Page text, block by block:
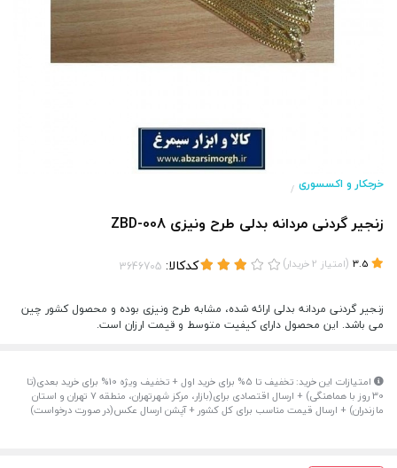
خرجکار و اکسسوری /
زنجیر گردنی مردانه بدلی طرح ونیزی ZBD-008
(امتیاز 2خریدار) کدکالا:
زنجیر گردنی مردانه بدلی ارائه شده، مشابه طرح ونیزی بوده و محصول کشور چین
می باشد. این محصول دارای کیفیت متوسط و قیمت ارزان است.
امتیازات این خرید: تخفیف تا 5% برای خرید اول + تخفیف ویژه 10% برای خرید بعدی(تا
30 روز با هماهنگی) + ارسال اقتصادی برای(بازار، مرکز شهرتهران، منطقه 7 تهران و استان
مازندران) + ارسال قیمت مناسب برای کل کشور + آپشن ارسال عکس(در صورت درخواست)